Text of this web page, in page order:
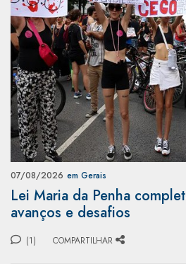
07/08/2026 em Gerais
Lei Maria da Penha
avanços e desafios
(1) COMPARTILHAR